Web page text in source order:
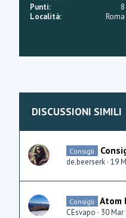
Punti
8
Località
Roma
DISCUSSIONI SIMILI
Consigli
de.beerserk 19
Consigli Atom
CEsvapo 30 Mar